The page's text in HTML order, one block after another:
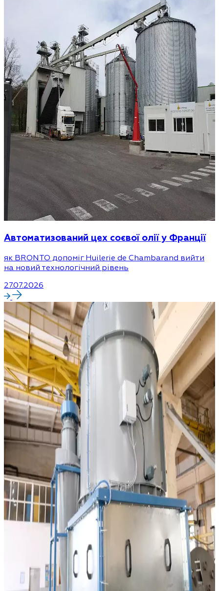
Автоматизований цех соєвої олії у Франції
як BRONTO допоміг Huilerie de Chambarand вийти
на новий технологічний рівень
27.07.2026